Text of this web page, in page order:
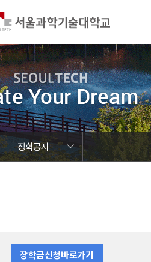
장학공지
대학정보알림
정보공개
정보서비스안내
온라인민원센터
청렴행정
갑질신고센터
유실물 센터
SEOULTECH광장
대학공지사항
학사공지
장학공지
대학원공지
취업공지
대학입찰
채용정보
공모/외부행사
등록금심의위원회
코로나바이러스19 대응안내
재정위원회
장학금신청바로가기